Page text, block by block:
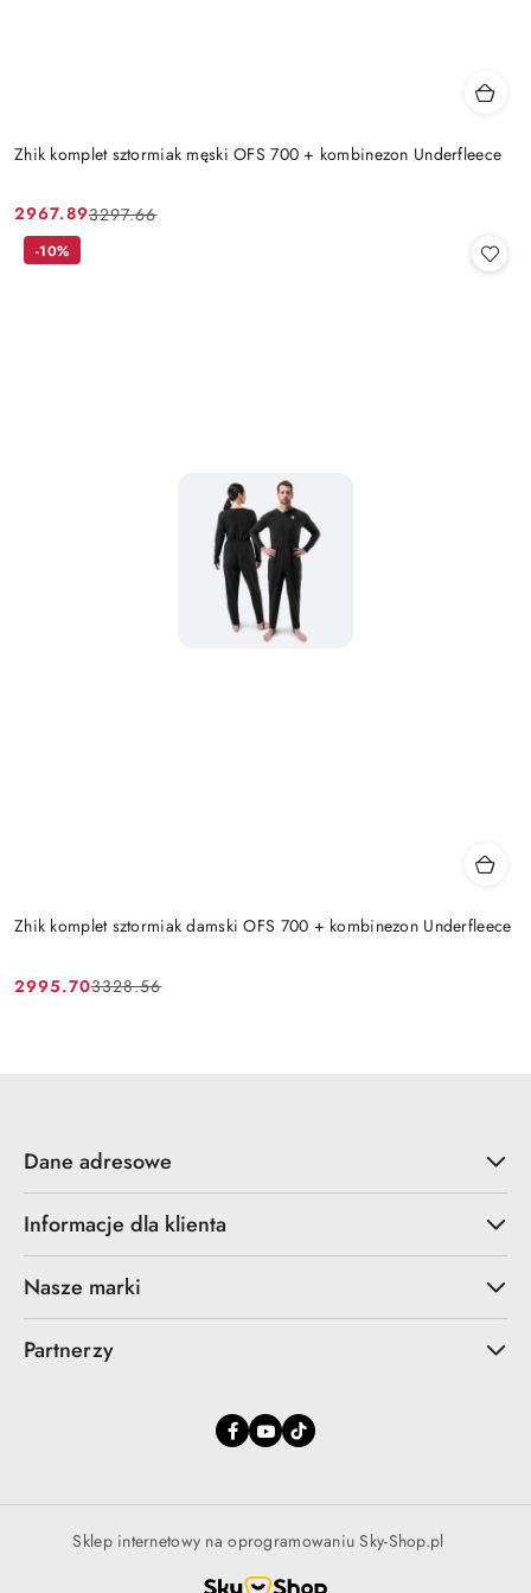
Zhik komplet sztormiak męski OFS 700 + kombinezon Underfleece
Cena
promocyjna:
2967.89
Cena
przed
3297.66
Zhik komplet sztormiak damski OFS 700 + kombinezon Underfleece
Cena
2995.70
Cena
3328.56
-10%
Dane adresowe
Informacje dla klienta
Nasze marki
Partnerzy
Sklep internetowy na oprogramowaniu Sky-Shop.pl